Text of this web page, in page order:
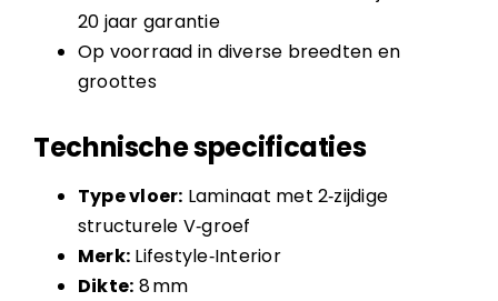
20 jaar garantie
Op voorraad in diverse breedten en
groottes
Technische specificaties
Type vloer: Laminaat met 2‑zijdige
structurele V‑groef
Merk: Lifestyle‑Interior
Dikte: 8 mm